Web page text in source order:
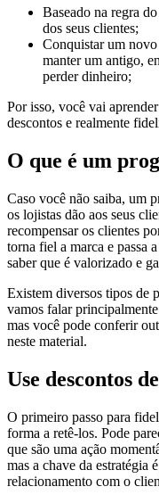
Baseado na regra
dos seus clientes;
Conquistar um novo
manter um antigo,
perder dinheiro;
Por isso, você vai
descontos e realmente
O que é um
Caso você não saiba, um
os lojistas dão aos seus
recompensar os clientes
torna fiel a marca e passa
saber que é valorizado e
Existem diversos tipos de
vamos falar
mas você pode conferir
neste material.
Use descontos
O primeiro passo para
forma a retê-los. Pode
que são uma ação
mas a chave da estratégia
relacionamento com o